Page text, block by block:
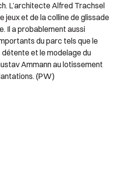
L’architecte Alfred Trachsel
jeux et de la colline de glissade
Il a probablement aussi
du parc tels que le
et le modelage du
Ammann au lotissement
(PW)